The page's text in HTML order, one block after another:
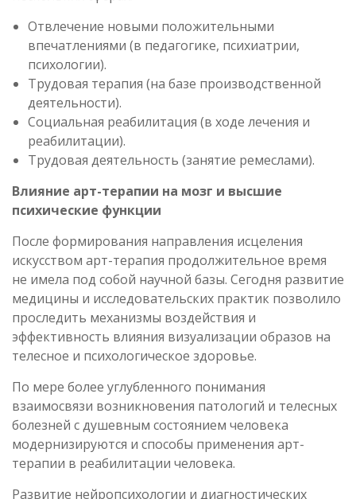
Отвлечение новыми положительными
впечатлениями (в педагогике, психиатрии,
психологии).
Трудовая терапия (на базе производственной
деятельности).
Социальная реабилитация (в ходе лечения и
реабилитации).
Трудовая деятельность (занятие ремеслами).
Влияние арт-терапии на мозг и высшие
психические функции
После формирования направления исцеления
искусством арт-терапия продолжительное время
не имела под собой научной базы. Сегодня развитие
медицины и исследовательских практик позволило
проследить механизмы воздействия и
эффективность влияния визуализации образов на
телесное и психологическое здоровье.
По мере более углубленного понимания
взаимосвязи возникновения патологий и телесных
болезней с душевным состоянием человека
модернизируются и способы применения арт-
терапии в реабилитации человека.
Развитие нейропсихологии и диагностических